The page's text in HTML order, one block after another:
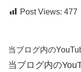
Post Views: 477
当ブログ内の
当ブログ内の